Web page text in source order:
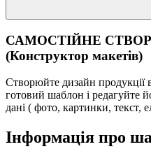
САМОСТІЙНЕ
(Конструктор макетів)
Створюйте дизайн продукції
готовий шаблон і редагуйте
дані ( фото, картинки, текст,
Інформація про